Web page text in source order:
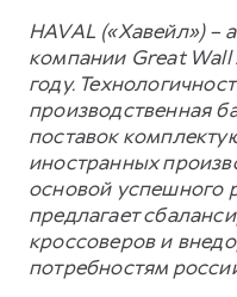
HAVAL («Хавейл») –
компании Great Wall
году.
производственная
поставок
иностранных
основой успешного
предлагает
кроссоверов и
потребностям